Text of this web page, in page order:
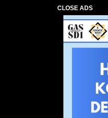
CLOSE ADS